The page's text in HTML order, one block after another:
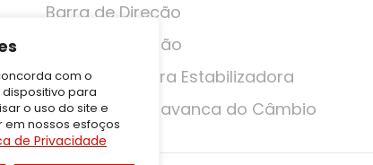
com o
para
o uso do site e
nossos esfoços
de Privacidade
Barra de Direção
Barra de Ligação
Tirante da Barra Estabilizadora
Terminal da Alavanca do Câmbio